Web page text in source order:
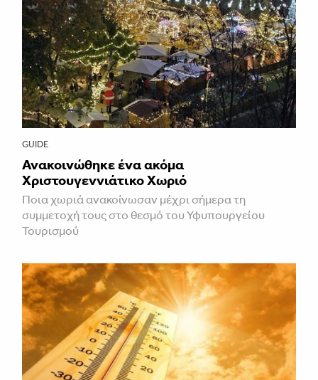
GUIDE
Ανακοινώθηκε ένα ακόμα
Χριστουγεννιάτικο Χωριό
Ποια χωριά ανακοίνωσαν μέχρι σήμερα τη
συμμετοχή τους στο θεσμό του Υφυπουργείου
Τουρισμού